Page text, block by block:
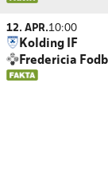
12. APR.10:00
Kolding IF
Fredericia